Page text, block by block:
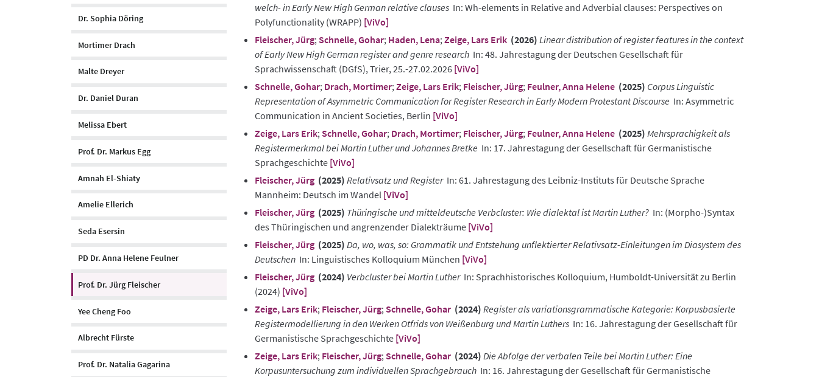
Dr. Sophia Döring
Mortimer Drach
Malte Dreyer
Dr. Daniel Duran
Melissa Ebert
Prof. Dr. Markus Egg
Amnah El-Shiaty
Amelie Ellerich
Seda Esersin
PD Dr. Anna Helene Feulner
Prof. Dr. Jürg Fleischer
Yee Cheng Foo
Albrecht Fürste
Prof. Dr. Natalia Gagarina
welch- in Early New High German relative clauses In: Wh-elements in Relative and Adverbial clauses: Perspectives on
Polyfunctionality (WRAPP) [ViVo]
Fleischer, Jürg; Schnelle, Gohar; Haden, Lena; Zeige, Lars Erik (2026) Linear distribution of register features in the context
of Early New High German register and genre research In: 48. Jahrestagung der Deutschen Gesellschaft für
Sprachwissenschaft (DGfS), Trier, 25.-27.02.2026 [ViVo]
Schnelle, Gohar; Drach, Mortimer; Zeige, Lars Erik; Fleischer, Jürg; Feulner, Anna Helene (2025) Corpus Linguistic
Representation of Asymmetric Communication for Register Research in Early Modern Protestant Discourse In: Asymmetric
Communication in Ancient Societies, Berlin [ViVo]
Zeige, Lars Erik; Schnelle, Gohar; Drach, Mortimer; Fleischer, Jürg; Feulner, Anna Helene (2025) Mehrsprachigkeit als
Registermerkmal bei Martin Luther und Johannes Bretke In: 17. Jahrestagung der Gesellschaft für Germanistische
Sprachgeschichte [ViVo]
Fleischer, Jürg (2025) Relativsatz und RegisterIn: 61. Jahrestagung des Leibniz-Instituts für Deutsche Sprache
Mannheim: Deutsch im Wandel [ViVo]
Fleischer, Jürg (2025) Thüringische und mitteldeutsche Verbcluster: Wie dialektal ist Martin Luther? In: (Morpho-)Syntax
des Thüringischen und angrenzender Dialekträume [ViVo]
Fleischer, Jürg (2025) Da, wo, was, so: Grammatik und Entstehung unflektierter Relativsatz-Einleitungen im Diasystem des
Deutschen In: Linguistisches Kolloquium München [ViVo]
Fleischer, Jürg (2024) Verbcluster bei Martin LutherIn: Sprachhistorisches Kolloquium, Humboldt-Universität zu Berlin
(2024) [ViVo]
Zeige, Lars Erik; Fleischer, Jürg; Schnelle, Gohar (2024) Register als variationsgrammatische Kategorie: Korpusbasierte
Registermodellierung in den Werken Otfrids von Weißenburg und Martin Luthers In: 16. Jahrestagung der Gesellschaft für
Germanistische Sprachgeschichte [ViVo]
Zeige, Lars Erik; Fleischer, Jürg; Schnelle, Gohar (2024) Die Abfolge der verbalen Teile bei Martin Luther: Eine
Korpusuntersuchung zum individuellen Sprachgebrauch In: 16. Jahrestagung der Gesellschaft für Germanistische